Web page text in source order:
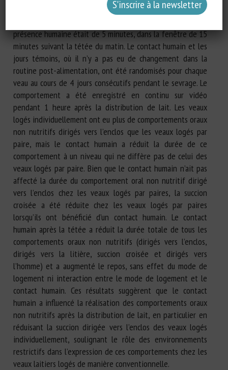
par paire). Le contact humain a été fourni en grattant les
présence humaine était de 5 minutes, dans la fenêtre de 15
minutes suivant la tétée du matin. Le contact humain et les
jours témoins, où il n’y a pas eu de changement dans la
routine post-alimentation, ont été randomisés pour chaque
veau au cours de 4 jours consécutifs pendant le sevrage. Le
comportement a été enregistré en continu sur vidéo
pendant 1 heure après la distribution de lait. Les veaux
logés individuellement ont eu plus de comportements oraux
non nutritifs dirigés vers l’enclos que les veaux logés par
paire, mais le contact humain a réduit la durée de ce
comportement à un niveau qui ne diffère pas de celui des
veaux logés par paire. Bien que le contact humain n’ait pas
affecté la durée du comportement oral non nutritif dirigé
vers l’enclos chez les veaux logés par paires, la succion
croisée a été réduite chez les veaux logés par paires
lorsqu’ils ont bénéficié d’un contact humain. Le contact
humain après la tétée a réduit la durée totale de tous les
comportements oraux non nutritifs (dirigés vers l’enclos,
dirigés vers la litière, succion croisée et dirigés vers
l’homme) et a augmenté le repos, sans effet du mode de
logement ni interaction entre le mode de logement et le
contact humain. Ces résultats suggèrent que le contact
humain a influencé la réalisation des comportements oraux
non nutritifs après la distribution de lait, en particulier en
réduisant la succion dirigée vers l’enclos des veaux logés
individuellement, soulignant le rôle des environnements
restrictifs dans l’expression de ces comportements chez les
veaux laitiers logés de manière conventionnelle.